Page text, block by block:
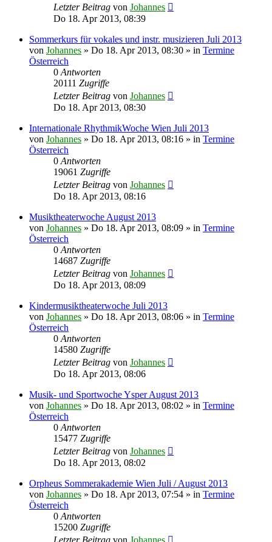
Letzter Beitrag von Johannes
Do 18. Apr 2013, 08:39
Sommerkurs für vokales und instr. musizieren Juli 2013
von Johannes » Do 18. Apr 2013, 08:30 » in Termine
Österreich
0 Antworten
20111 Zugriffe
Letzter Beitrag von Johannes
Do 18. Apr 2013, 08:30
Internationale RhythmikWoche Wien Juli 2013
von Johannes » Do 18. Apr 2013, 08:16 » in Termine
Österreich
0 Antworten
19061 Zugriffe
Letzter Beitrag von Johannes
Do 18. Apr 2013, 08:16
Musiktheaterwoche August 2013
von Johannes » Do 18. Apr 2013, 08:09 » in Termine
Österreich
0 Antworten
14687 Zugriffe
Letzter Beitrag von Johannes
Do 18. Apr 2013, 08:09
Kindermusiktheaterwoche Juli 2013
von Johannes » Do 18. Apr 2013, 08:06 » in Termine
Österreich
0 Antworten
14580 Zugriffe
Letzter Beitrag von Johannes
Do 18. Apr 2013, 08:06
Musik- und Sportwoche Ysper August 2013
von Johannes » Do 18. Apr 2013, 08:02 » in Termine
Österreich
0 Antworten
15477 Zugriffe
Letzter Beitrag von Johannes
Do 18. Apr 2013, 08:02
Orpheus Sommerakademie Wien Juli / August 2013
von Johannes » Do 18. Apr 2013, 07:54 » in Termine
Österreich
0 Antworten
15200 Zugriffe
Letzter Beitrag von Johannes